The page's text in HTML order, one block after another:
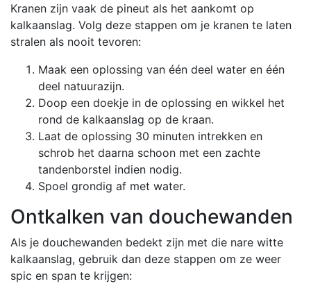
Kranen zijn vaak de pineut als het aankomt op
kalkaanslag. Volg deze stappen om je kranen te laten
stralen als nooit tevoren:
Maak een oplossing van één deel water en één
deel natuurazijn.
Doop een doekje in de oplossing en wikkel het
rond de kalkaanslag op de kraan.
Laat de oplossing 30 minuten intrekken en
schrob het daarna schoon met een zachte
tandenborstel indien nodig.
Spoel grondig af met water.
Ontkalken van douchewanden
Als je douchewanden bedekt zijn met die nare witte
kalkaanslag, gebruik dan deze stappen om ze weer
spic en span te krijgen: